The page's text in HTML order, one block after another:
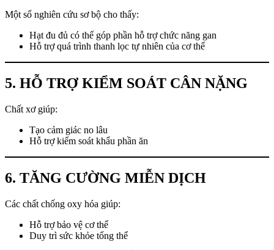
Một số nghiên cứu sơ bộ cho thấy:
Hạt đu đủ có thể góp phần hỗ trợ chức năng gan
Hỗ trợ quá trình thanh lọc tự nhiên của cơ thể
5. HỖ TRỢ KIỂM SOÁT CÂN NẶNG
Chất xơ giúp:
Tạo cảm giác no lâu
Hỗ trợ kiểm soát khẩu phần ăn
6. TĂNG CƯỜNG MIỄN DỊCH
Các chất chống oxy hóa giúp:
Hỗ trợ bảo vệ cơ thể
Duy trì sức khỏe tổng thể